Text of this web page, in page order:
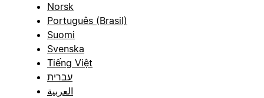
Norsk
Português (Brasil)
Suomi
Svenska
Tiếng Việt
עברית
العربية